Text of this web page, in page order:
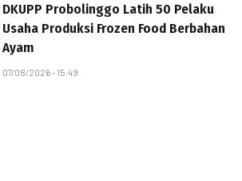
DKUPP Probolinggo Latih 50 Pelaku
Usaha Produksi Frozen Food Berbahan
Ayam
07/08/2026 - 15:49